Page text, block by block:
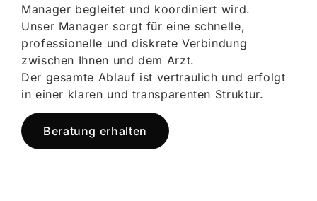
Manager begleitet und koordiniert wird.
Unser Manager sorgt für eine schnelle,
professionelle und diskrete Verbindung
zwischen Ihnen und dem Arzt.
Der gesamte Ablauf ist vertraulich und erfolgt
in einer klaren und transparenten Struktur.
Beratung erhalten